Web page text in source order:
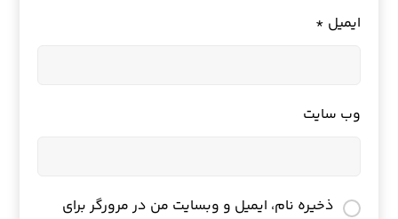
ایمیل *
وب‌ سایت
ذخیره نام، ایمیل و وبسایت من در مرورگر برای